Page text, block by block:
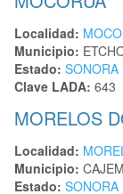
Localidad:
Municipio:
Estado: SONORA
Clave LADA: 643
MORELOS
Localidad:
Municipio:
Estado: SONORA